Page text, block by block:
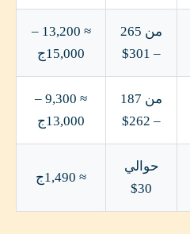
من 265
– 301$
≈ 13,200 –
15,000ج
من 187
– 262$
≈ 9,300 –
13,000ج
حوالي
30$
≈ 1,490ج